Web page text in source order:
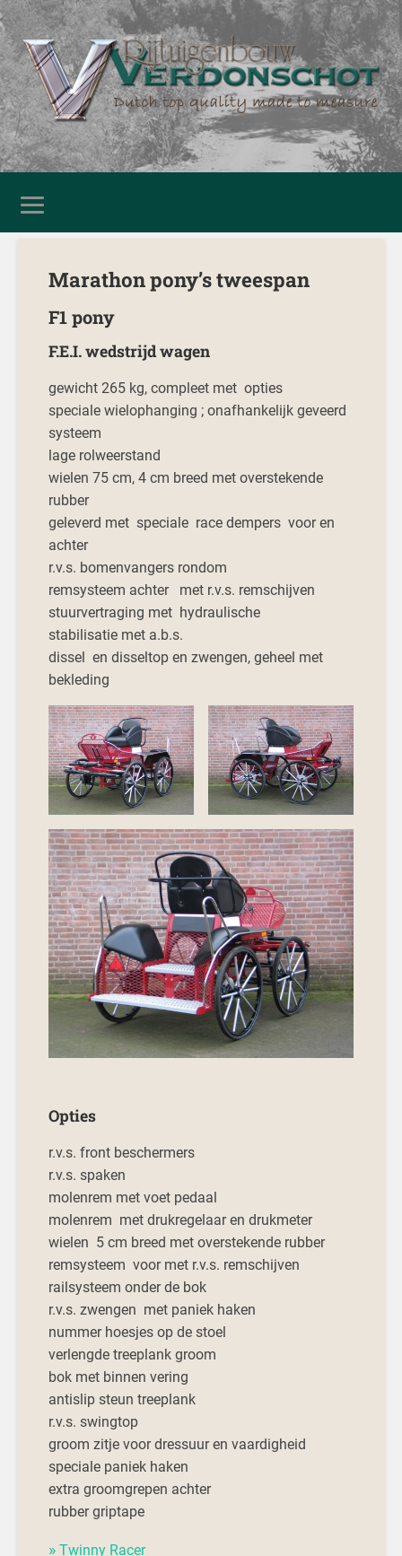
Marathon pony’s tweespan
F1 pony
F.E.I. wedstrijd wagen
gewicht 265 kg, compleet met opties
speciale wielophanging ; onafhankelijk geveerd
systeem
lage rolweerstand
wielen 75 cm, 4 cm breed met overstekende
rubber
geleverd met speciale race dempers voor en
achter
r.v.s. bomenvangers rondom
remsysteem achter met r.v.s. remschijven
stuurvertraging met hydraulische
stabilisatie met a.b.s.
dissel en disseltop en zwengen, geheel met
bekleding
Opties
r.v.s. front beschermers
r.v.s. spaken
molenrem met voet pedaal
molenrem met drukregelaar en drukmeter
wielen 5 cm breed met overstekende rubber
remsysteem voor met r.v.s. remschijven
railsysteem onder de bok
r.v.s. zwengen met paniek haken
nummer hoesjes op de stoel
verlengde treeplank groom
bok met binnen vering
antislip steun treeplank
r.v.s. swingtop
groom zitje voor dressuur en vaardigheid
speciale paniek haken
extra groomgrepen achter
rubber griptape
Twinny Racer